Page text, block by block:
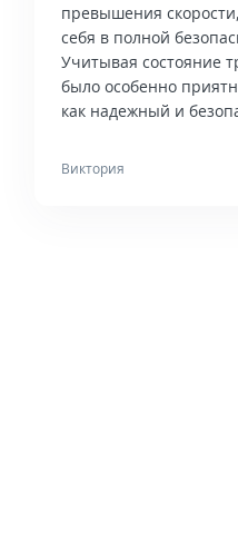
превышения
себя в полной
Учитывая состояние
было особенно
как надежный и
Виктория